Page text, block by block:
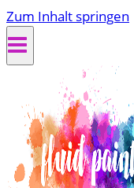
Zum Inhalt springen